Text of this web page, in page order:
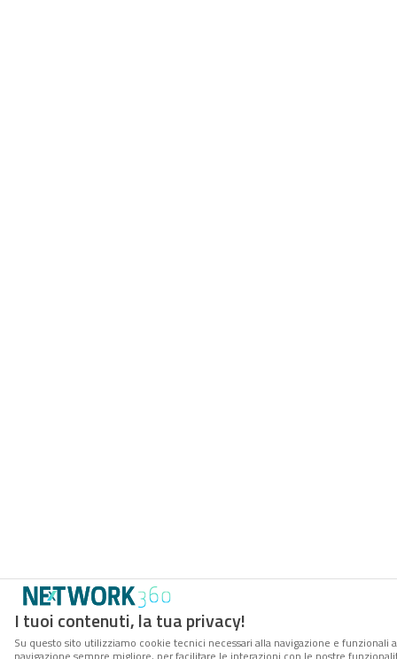
I tuoi contenuti, la tua privacy!
Su questo sito utilizziamo cookie tecnici necessari alla navigazione e